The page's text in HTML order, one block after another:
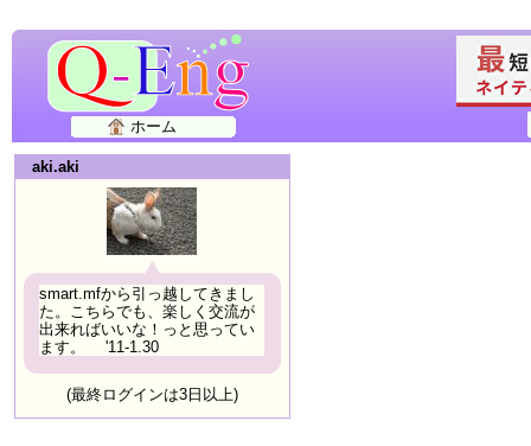
ホーム
aki.aki
smart.mfから引っ越してきまし
た。こちらでも、楽しく交流が
出来ればいいな！っと思ってい
ます。 '11-1.30
(最終ログインは3日以上)